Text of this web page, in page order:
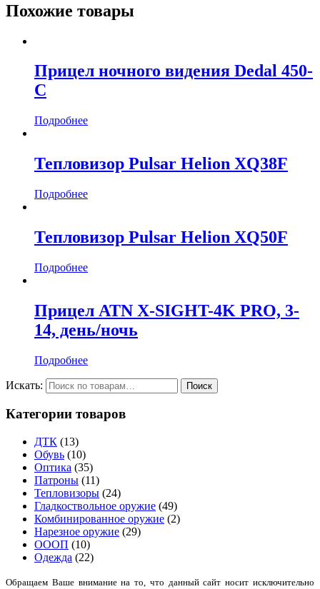
Похожие товары
Прицел ночного видения Dedal 450-
С
Подробнее
Тепловизор Pulsar Helion XQ38F
Подробнее
Тепловизор Pulsar Helion XQ50F
Подробнее
Прицел ATN X-SIGHT-4K PRO, 3-
14, день/ночь
Подробнее
Искать:
Категории товаров
ДТК (13)
Обувь (10)
Оптика (35)
Патроны (11)
Тепловизоры (24)
Гладкоствольное оружие (49)
Комбинированное оружие (2)
Нарезное оружие (29)
ОООП (10)
Одежда (22)
Обращаем Ваше внимание на то, что данный сайт носит исключительно